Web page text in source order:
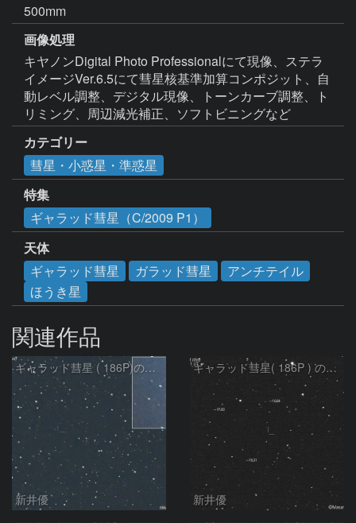
500mm
画像処理
キヤノンDigital Photo Professionalにて現像、ステラ
イメージVer.6.5にて彗星核基準加算コンポジット、自
動レベル調整、デジタル現像、トーンカーブ調整、ト
リミング、周辺減光補正、ソフトビニングなど
カテゴリー
彗星・小惑星・準惑星
特集
ギャラッド彗星（C/2009 P1）
天体
ギャラッド彗星
ガラッド彗星
アンチテイル
ほうき星
関連作品
ギャラッド彗星 ( 186P)の予報位置：2026/01/27
新井優
ギャラッド彗星( 186P ) の予報位置：2021/07/18
新井優